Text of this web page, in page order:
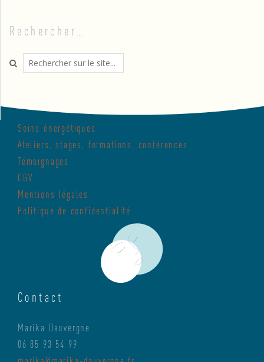
Rechercher…
Search
Soins énergétiques
Ateliers, stages, formations, conférences
Témoignages
CGV
Mentions légales
Politique de confidentialité
Contact
Marika Dauvergne
06 85 93 54 99